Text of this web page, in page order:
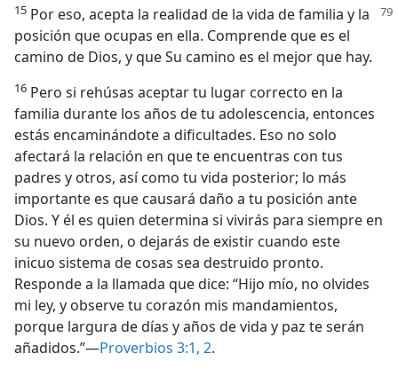
15 Por eso, acepta la realidad de la vida de familia y la
posición que ocupas en ella. Comprende que es el
camino de Dios, y que Su camino es el mejor que hay.
16 Pero si rehúsas aceptar tu lugar correcto en la
familia durante los años de tu adolescencia, entonces
estás encaminándote a dificultades. Eso no solo
afectará la relación en que te encuentras con tus
padres y otros, así como tu vida posterior; lo más
importante es que causará daño a tu posición ante
Dios. Y él es quien determina si vivirás para siempre en
su nuevo orden, o dejarás de existir cuando este
inicuo sistema de cosas sea destruido pronto.
Responde a la llamada que dice: “Hijo mío, no olvides
mi ley, y observe tu corazón mis mandamientos,
porque largura de días y años de vida y paz te serán
añadidos.”—Proverbios 3:1, 2.